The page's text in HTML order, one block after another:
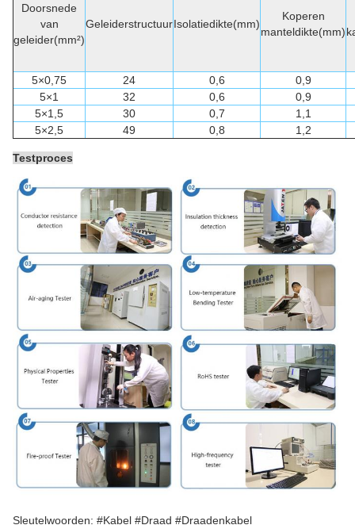
Doorsnede
van
geleider(mm²)
GeleiderstructuurIsolatiedikte(mm)
Koperen
manteldikte(mm)
5×0,75 24 0,6
0,9
5×1
32 0,6
0,9
5×1,5
30 0,7
1,1
5×2,5
49 0,8 1,2
Testproces
Sleutelwoorden: #Kabel #Draad #Draadenkabel